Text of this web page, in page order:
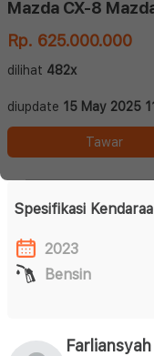
Mazda
Rp. 625.000.000
dilihat 482x
diupdate 15 May 2025
Tawar
Spesifikasi
2023
Bensin
Farliansyah